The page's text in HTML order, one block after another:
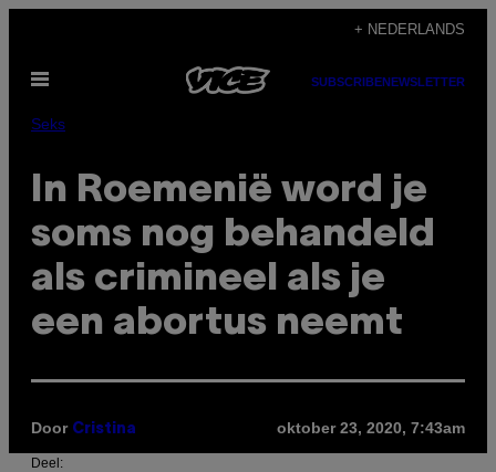
de
inhoud
+ NEDERLANDS
Open
SUBSCRIBENEWSLETTER
Seks
In Roemenië word je
soms nog behandeld
als crimineel als je
een abortus neemt
Door Cristina oktober 23, 2020, 7:43am
Deel: